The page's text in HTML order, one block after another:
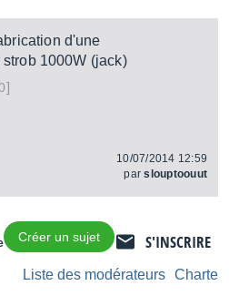
d'une
1000W (jack)
]
10/07/2014 12:59
parslouptoouut
S'INSCRIRE
Créer un sujet
Charte
Liste des modérateurs